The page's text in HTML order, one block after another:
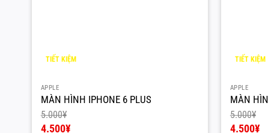
TIẾT KIỆM
APPLE
MÀN HÌNH IPHONE 6 PLUS
5.000¥
Giá
4.500¥
TIẾT KIỆM
APPLE
MÀN
5.000¥
Giá
4.500¥